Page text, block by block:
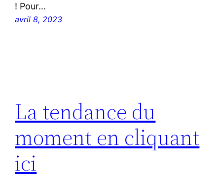
! Pour…
avril 8, 2023
La tendance du
moment en cliquant
ici